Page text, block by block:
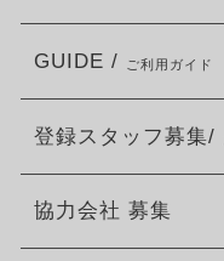
GUIDE / ご利用ガイド
登録スタッフ募集/
協力会社 募集